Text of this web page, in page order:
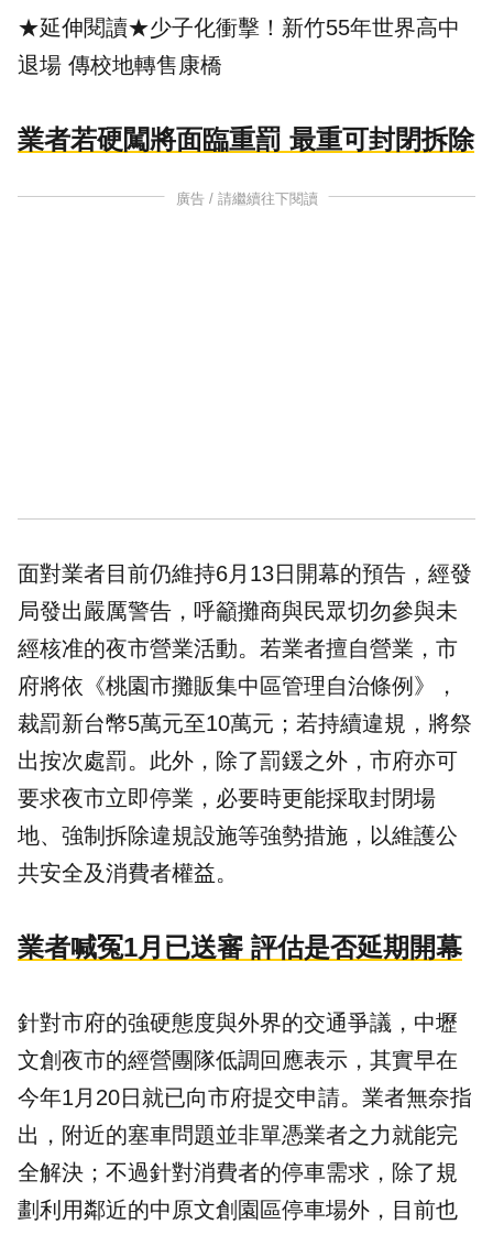
★延伸閱讀★少子化衝擊！新竹55年世界高中
退場 傳校地轉售康橋
業者若硬闖將面臨重罰 最重可封閉拆除
廣告 / 請繼續往下閱讀
面對業者目前仍維持6月13日開幕的預告，經發
局發出嚴厲警告，呼籲攤商與民眾切勿參與未
經核准的夜市營業活動。若業者擅自營業，市
府將依《桃園市攤販集中區管理自治條例》，
裁罰新台幣5萬元至10萬元；若持續違規，將祭
出按次處罰。此外，除了罰鍰之外，市府亦可
要求夜市立即停業，必要時更能採取封閉場
地、強制拆除違規設施等強勢措施，以維護公
共安全及消費者權益。
業者喊冤1月已送審 評估是否延期開幕
針對市府的強硬態度與外界的交通爭議，中壢
文創夜市的經營團隊低調回應表示，其實早在
今年1月20日就已向市府提交申請。業者無奈指
出，附近的塞車問題並非單憑業者之力就能完
全解決；不過針對消費者的停車需求，除了規
劃利用鄰近的中原文創園區停車場外，目前也